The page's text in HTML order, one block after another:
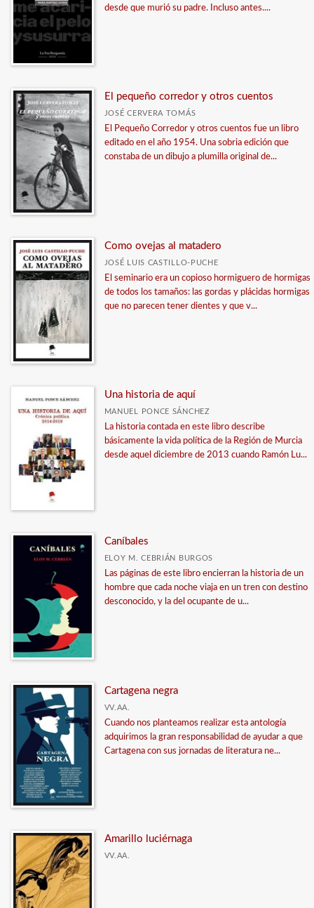
desde que murió su padre. Incluso antes....
El pequeño corredor y otros cuentos
JOSÉ CERVERA TOMÁS
El Pequeño Corredor y otros cuentos fue un libro
editado en el año 1954. Una sobria edición que
constaba de un dibujo a plumilla original de...
Como ovejas al matadero
JOSÉ LUIS CASTILLO-PUCHE
El seminario era un copioso hormiguero de hormigas
de todos los tamaños: las gordas y plácidas hormigas
que no parecen tener dientes y que v...
Una historia de aquí
MANUEL PONCE SÁNCHEZ
La historia contada en este libro describe
básicamente la vida política de la Región de Murcia
desde aquel diciembre de 2013 cuando Ramón Lu...
Caníbales
ELOY M. CEBRIÁN BURGOS
Las páginas de este libro encierran la historia de un
hombre que cada noche viaja en un tren con destino
desconocido, y la del ocupante de u...
Cartagena negra
VV.AA.
Cuando nos planteamos realizar esta antología
adquirimos la gran responsabilidad de ayudar a que
Cartagena con sus jornadas de literatura ne...
Amarillo luciérnaga
VV.AA.